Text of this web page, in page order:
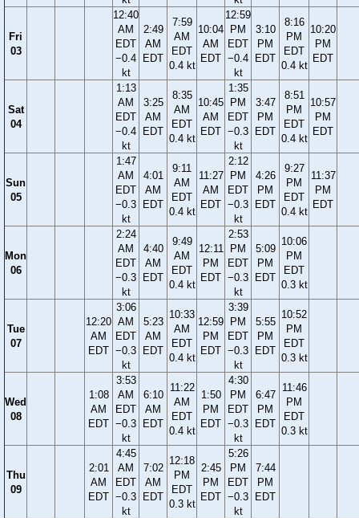
Fri
03
12:40
AM
EDT
−0.4
kt
2:49
AM
EDT
7:59
AM
EDT
0.4 kt
10:04
AM
EDT
12:59
PM
EDT
−0.4
kt
3:10
PM
EDT
8:16
PM
EDT
0.4 kt
10:20
PM
EDT
Sat
04
1:13
AM
EDT
−0.4
kt
3:25
AM
EDT
8:35
AM
EDT
0.4 kt
10:45
AM
EDT
1:35
PM
EDT
−0.3
kt
3:47
PM
EDT
8:51
PM
EDT
0.4 kt
10:57
PM
EDT
Sun
05
1:47
AM
EDT
−0.3
kt
4:01
AM
EDT
9:11
AM
EDT
0.4 kt
11:27
AM
EDT
2:12
PM
EDT
−0.3
kt
4:26
PM
EDT
9:27
PM
EDT
0.4 kt
11:37
PM
EDT
Mon
06
2:24
AM
EDT
−0.3
kt
4:40
AM
EDT
9:49
AM
EDT
0.4 kt
12:11
PM
EDT
2:53
PM
EDT
−0.3
kt
5:09
PM
EDT
10:06
PM
EDT
0.3 kt
Tue
07
12:20
AM
EDT
3:06
AM
EDT
−0.3
kt
5:23
AM
EDT
10:33
AM
EDT
0.4 kt
12:59
PM
EDT
3:39
PM
EDT
−0.3
kt
5:55
PM
EDT
10:52
PM
EDT
0.3 kt
Wed
08
1:08
AM
EDT
3:53
AM
EDT
−0.3
kt
6:10
AM
EDT
11:22
AM
EDT
0.4 kt
1:50
PM
EDT
4:30
PM
EDT
−0.3
kt
6:47
PM
EDT
11:46
PM
EDT
0.3 kt
Thu
09
2:01
AM
EDT
4:45
AM
EDT
−0.3
kt
7:02
AM
EDT
12:18
PM
EDT
0.3 kt
2:45
PM
EDT
5:26
PM
EDT
−0.3
kt
7:44
PM
EDT